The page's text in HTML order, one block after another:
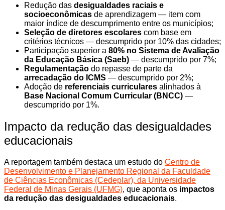
Redução das desigualdades raciais e
socioeconômicas de aprendizagem — item com
maior índice de descumprimento entre os municípios;
Seleção de diretores escolares com base em
critérios técnicos — descumprido por 10% das cidades;
Participação superior a 80% no Sistema de Avaliação
da Educação Básica (Saeb) — descumprido por 7%;
Regulamentação do repasse de parte da
arrecadação do ICMS — descumprido por 2%;
Adoção de referenciais curriculares alinhados à
Base Nacional Comum Curricular (BNCC) —
descumprido por 1%.
Impacto da redução das desigualdades
educacionais
A reportagem também destaca um estudo do Centro de
Desenvolvimento e Planejamento Regional da Faculdade
de Ciências Econômicas (Cedeplar), da Universidade
Federal de Minas Gerais (UFMG), que aponta os impactos
da redução das desigualdades educacionais.